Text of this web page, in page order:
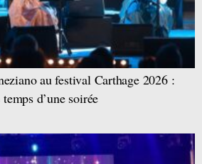
au festival Carthage 2026 :
d’une soirée